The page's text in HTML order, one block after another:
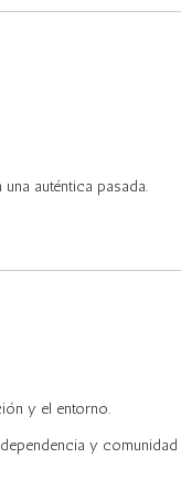
auténtica pasada.
y el entorno.
y comunidad